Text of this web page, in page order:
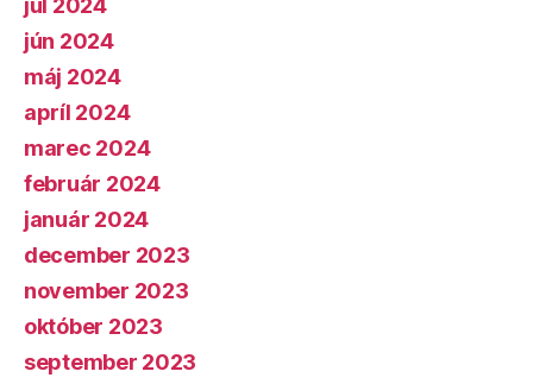
júl 2024
jún 2024
máj 2024
apríl 2024
marec 2024
február 2024
január 2024
december 2023
november 2023
október 2023
september 2023